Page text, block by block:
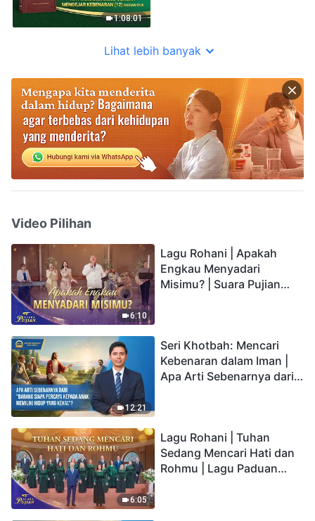
1:08:01
Lihat lebih banyak
Video Pilihan
6:10
Lagu Rohani | Apakah
Engkau Menyadari
Misimu? | Suara Pujian
12:21
Seri Khotbah: Mencari
Kebenaran dalam Iman |
Apa Arti Sebenarnya dari
6:05
Lagu Rohani | Tuhan
Sedang Mencari Hati dan
Rohmu | Lagu Paduan